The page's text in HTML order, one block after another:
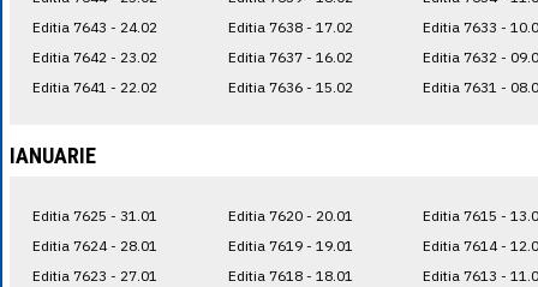
Editia 7643 - 24.02
Editia 7642 - 23.02
Editia 7641 - 22.02
Editia 7638 - 17.02
Editia 7637 - 16.02
Editia 7636 - 15.02
Editia 7633 -
Editia 7632 -
Editia 7631 -
IANUARIE
Editia 7625 - 31.01
Editia 7624 - 28.01
Editia 7623 - 27.01
Editia 7620 - 20.01
Editia 7619 - 19.01
Editia 7618 - 18.01
Editia 7615 -
Editia 7614 -
Editia 7613 -